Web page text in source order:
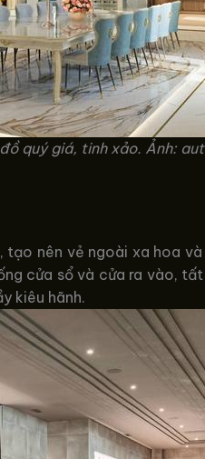
quý giá, tinh xảo. Ảnh:
nên vẻ ngoài xa hoa
cửa sổ và cửa ra vào,
kiêu hãnh.